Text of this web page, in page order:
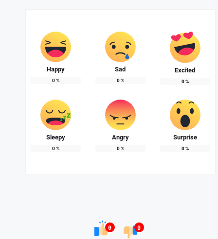
Happy
0%
Sad
0%
Excited
0%
Sleepy
0%
Angry
0%
Surprise
0%
0 0